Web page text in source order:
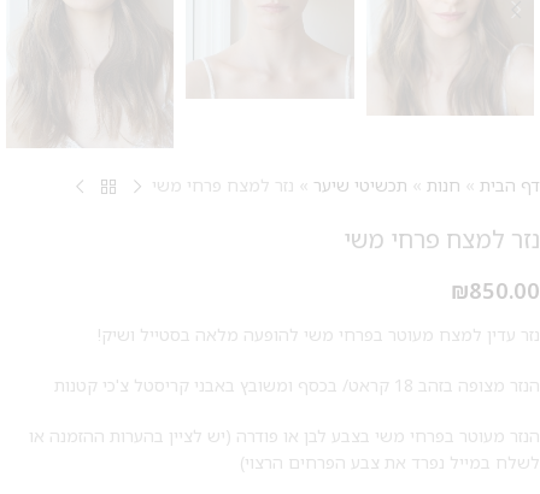
דף הבית » חנות » תכשיטי שיער » נזר למצח פרחי משי
נזר למצח פרחי משי
₪850.00
נזר עדין למצח מעוטר בפרחי משי להופעה מלאה בסטייל ושיק!
הנזר מצופה בזהב 18 קראט/ בכסף ומשובץ באבני קריסטל צ'כי קטנות
הנזר מעוטר בפרחי משי בצבע לבן או פודרה (יש לציין בהערות ההזמנה או
לשלח במייל נפרד את צבע הפרחים הרצוי)